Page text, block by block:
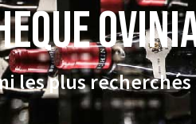
les plus